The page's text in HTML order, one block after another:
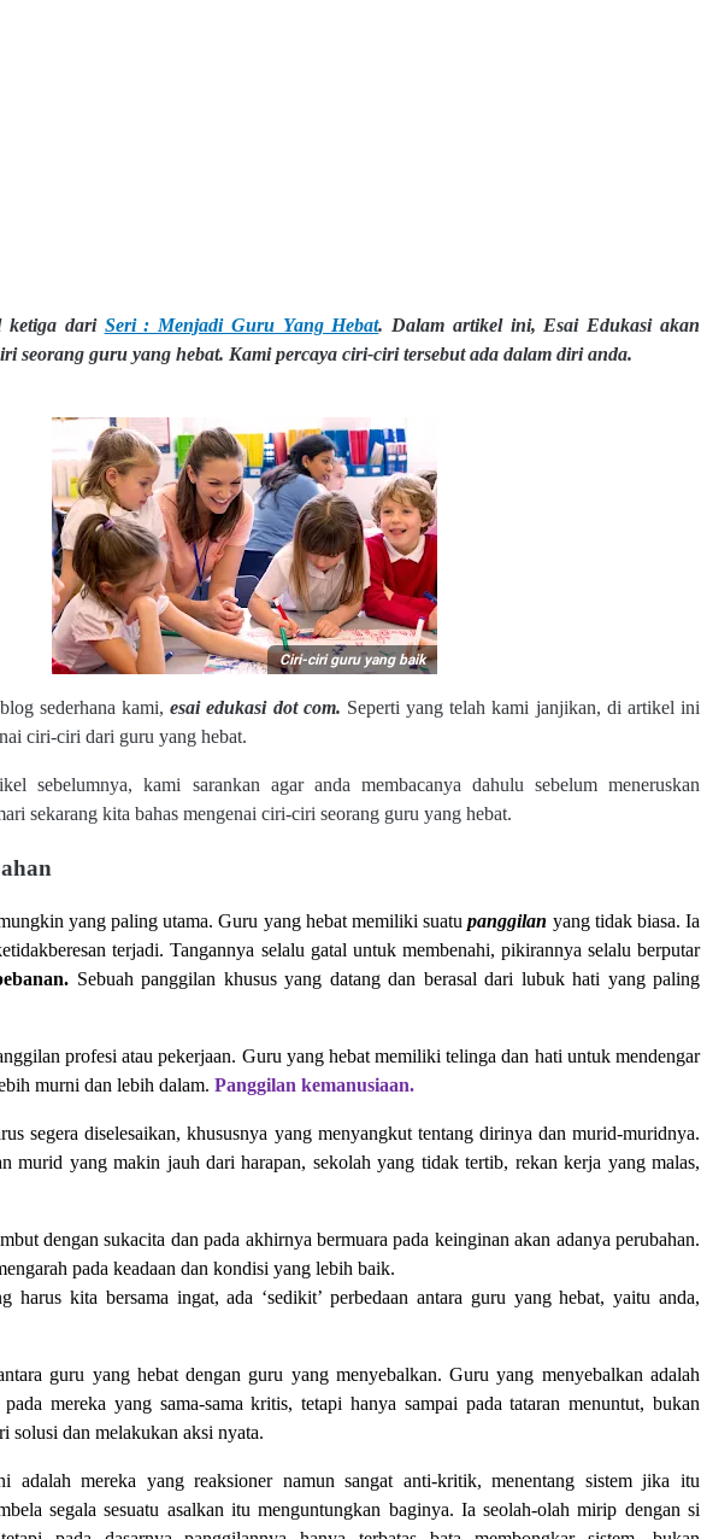
ketiga dari Seri : Menjadi Guru Yang Hebat. Dalam artikel ini, Esai Edukasi akan
seorang guru yang hebat. Kami percaya ciri-ciri tersebut ada dalam diri anda.
Ciri-ciri guru yang baik
sederhana kami,esai edukasi dot com. Seperti yang telah kami janjikan, di artikel ini
ciri-ciri dari guru yang hebat.
sebelumnya, kami sarankan agar anda membacanya dahulu sebelum meneruskan
sekarang kita bahas mengenai ciri-ciri seorang guru yang hebat.
yang paling utama. Guru yang hebat memiliki suatupanggilan yang tidak biasa. Ia
terjadi. Tangannya selalu gatal untuk membenahi, pikirannya selalu berputar
Sebuah panggilan khusus yang datang dan berasal dari lubuk hati yang paling
profesi atau pekerjaan. Guru yang hebat memiliki telinga dan hati untuk mendengar
murni dan lebih dalam. Panggilan kemanusiaan.
segera diselesaikan, khususnya yang menyangkut tentang dirinya dan murid-muridnya.
murid yang makin jauh dari harapan, sekolah yang tidak tertib, rekan kerja yang malas,
dengan sukacita dan pada akhirnya bermuara pada keinginan akan adanya perubahan.
pada keadaan dan kondisi yang lebih baik.
harus kita bersama ingat, ada ‘sedikit’ perbedaan antara guru yang hebat, yaitu anda,
guru yang hebat dengan guru yang menyebalkan. Guru yang menyebalkan adalah
mereka yang sama-sama kritis, tetapi hanya sampai pada tataran menuntut, bukan
solusi dan melakukan aksi nyata.
adalah mereka yang reaksioner namun sangat anti-kritik, menentang sistem jika itu
segala sesuatu asalkan itu menguntungkan baginya. Ia seolah-olah mirip dengan si